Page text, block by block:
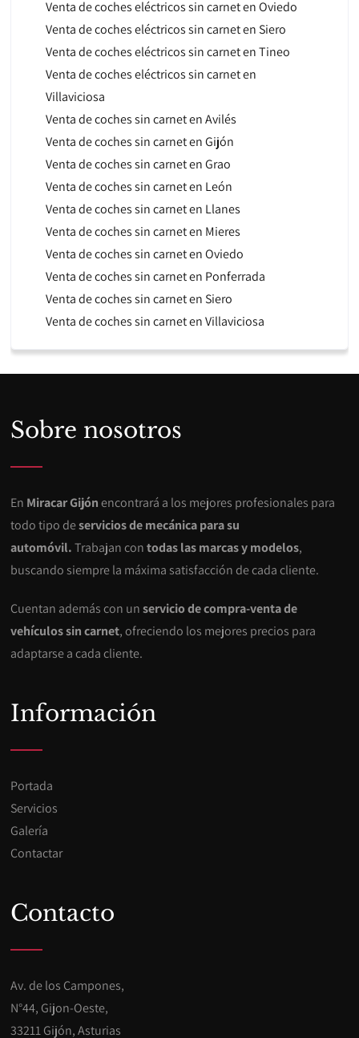
Venta de coches eléctricos sin carnet en Oviedo
Venta de coches eléctricos sin carnet en Siero
Venta de coches eléctricos sin carnet en Tineo
Venta de coches eléctricos sin carnet en
Villaviciosa
Venta de coches sin carnet en Avilés
Venta de coches sin carnet en Gijón
Venta de coches sin carnet en Grao
Venta de coches sin carnet en León
Venta de coches sin carnet en Llanes
Venta de coches sin carnet en Mieres
Venta de coches sin carnet en Oviedo
Venta de coches sin carnet en Ponferrada
Venta de coches sin carnet en Siero
Venta de coches sin carnet en Villaviciosa
Sobre nosotros
En Miracar Gijónencontrará a los mejores profesionales para
todo tipo deservicios de mecánica para su
automóvil.Trabajan contodas las marcas y modelos,
buscando siempre la máxima satisfacción de cada cliente.
Cuentan además con unservicio de compra-venta de
vehículos sin carnet, ofreciendo los mejores precios para
adaptarse a cada cliente.
Información
Portada
Servicios
Galería
Contactar
Contacto
Av. de los Campones,
N°44, Gijon-Oeste,
33211 Gijón, Asturias